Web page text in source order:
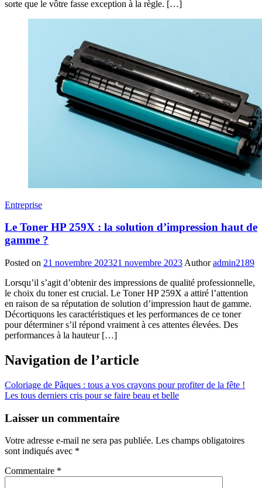
sorte que le vôtre fasse exception à la règle. […]
Entreprise
Le Toner HP 259X : la solution d’impression haut de
gamme ?
Posted on 21 novembre 202321 novembre 2023 Author admin2189
Lorsqu’il s’agit d’obtenir des impressions de qualité professionnelle,
le choix du toner est crucial. Le Toner HP 259X a attiré l’attention
en raison de sa réputation de solution d’impression haut de gamme.
Décortiquons les caractéristiques et les performances de ce toner
pour déterminer s’il répond vraiment à ces attentes élevées. Des
performances à la hauteur […]
Navigation de l’article
Coloriage de Pâques : tous a vos crayons pour profiter de la fête !
Les tous derniers cris pour se faire beau et belle
Laisser un commentaire
Votre adresse e-mail ne sera pas publiée. Les champs obligatoires
sont indiqués avec *
Commentaire *